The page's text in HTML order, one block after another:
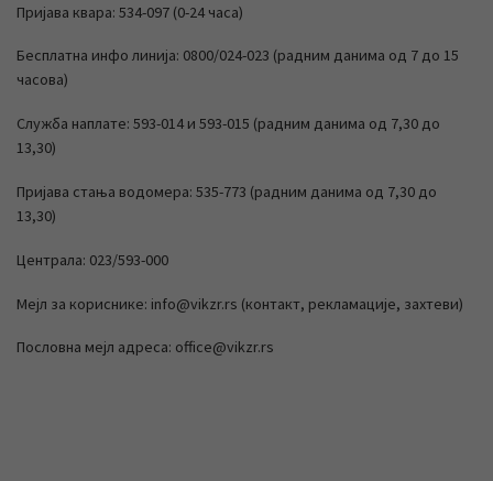
Пријава квара: 534-097 (0-24 часа)
Бесплатна инфо линија: 0800/024-023 (радним данима од 7 до 15
часова)
Служба наплате: 593-014 и 593-015 (радним данима од 7,30 до
13,30)
Пријава стања водомера: 535-773 (радним данима од 7,30 до
13,30)
Централа: 023/593-000
Мејл за кориснике: info@vikzr.rs (контакт, рекламације, захтеви)
Пословна мејл адреса: office@vikzr.rs